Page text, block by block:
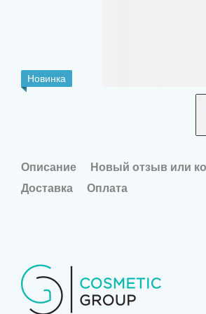
Новинка
Описание
Новый отзыв или
Доставка
Оплата